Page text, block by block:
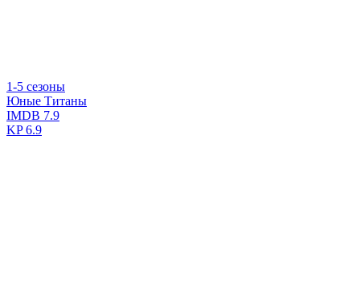
1-5 сезоны
Юные Титаны
IMDB 7.9
KP6.9